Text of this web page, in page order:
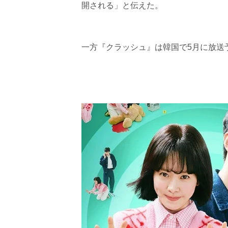
開される」と伝えた。
一方『クラッシュ』は韓国で5月に放送